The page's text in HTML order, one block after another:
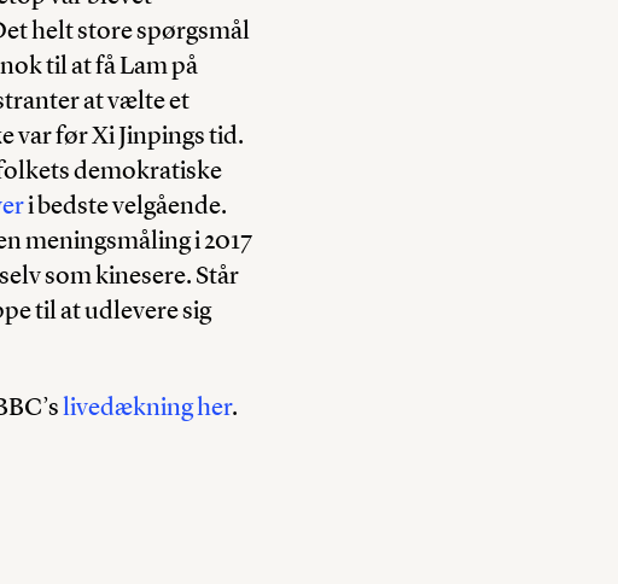
helt store spørgsmål
til at få Lam på
at vælte et
var før Xi Jinpings tid.
demokratiske
i bedste velgående.
meningsmåling i 2017
som kinesere. Står
til at udlevere sig
livedækning her.